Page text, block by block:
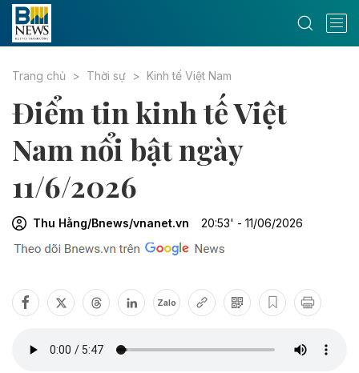
Trang chủ Thời sự Kinh tế Việt Nam
Điểm tin kinh tế Việt
Nam nổi bật ngày
11/6/2026
Thu Hằng/Bnews/vnanet.vn 20:53' - 11/06/2026
Zalo